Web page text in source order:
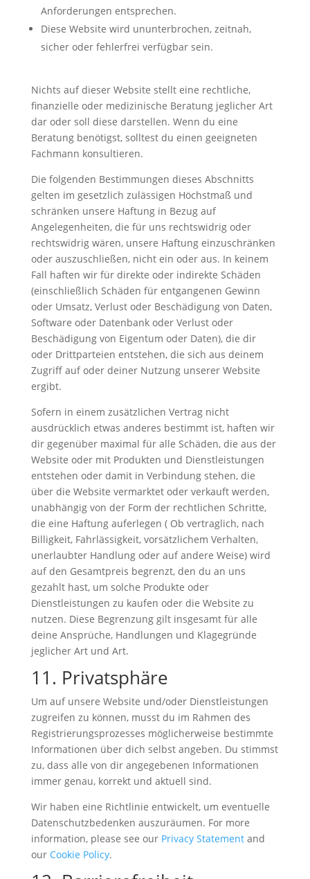
Anforderungen entsprechen.
Diese Website wird ununterbrochen, zeitnah,
sicher oder fehlerfrei verfügbar sein.
Nichts auf dieser Website stellt eine rechtliche,
finanzielle oder medizinische Beratung jeglicher Art
dar oder soll diese darstellen. Wenn du eine
Beratung benötigst, solltest du einen geeigneten
Fachmann konsultieren.
Die folgenden Bestimmungen dieses Abschnitts
gelten im gesetzlich zulässigen Höchstmaß und
schränken unsere Haftung in Bezug auf
Angelegenheiten, die für uns rechtswidrig oder
rechtswidrig wären, unsere Haftung einzuschränken
oder auszuschließen, nicht ein oder aus. In keinem
Fall haften wir für direkte oder indirekte Schäden
(einschließlich Schäden für entgangenen Gewinn
oder Umsatz, Verlust oder Beschädigung von Daten,
Software oder Datenbank oder Verlust oder
Beschädigung von Eigentum oder Daten), die dir
oder Drittparteien entstehen, die sich aus deinem
Zugriff auf oder deiner Nutzung unserer Website
ergibt.
Sofern in einem zusätzlichen Vertrag nicht
ausdrücklich etwas anderes bestimmt ist, haften wir
dir gegenüber maximal für alle Schäden, die aus der
Website oder mit Produkten und Dienstleistungen
entstehen oder damit in Verbindung stehen, die
über die Website vermarktet oder verkauft werden,
unabhängig von der Form der rechtlichen Schritte,
die eine Haftung auferlegen ( Ob vertraglich, nach
Billigkeit, Fahrlässigkeit, vorsätzlichem Verhalten,
unerlaubter Handlung oder auf andere Weise) wird
auf den Gesamtpreis begrenzt, den du an uns
gezahlt hast, um solche Produkte oder
Dienstleistungen zu kaufen oder die Website zu
nutzen. Diese Begrenzung gilt insgesamt für alle
deine Ansprüche, Handlungen und Klagegründe
jeglicher Art und Art.
11. Privatsphäre
Um auf unsere Website und/oder Dienstleistungen
zugreifen zu können, musst du im Rahmen des
Registrierungsprozesses möglicherweise bestimmte
Informationen über dich selbst angeben. Du stimmst
zu, dass alle von dir angegebenen Informationen
immer genau, korrekt und aktuell sind.
Wir haben eine Richtlinie entwickelt, um eventuelle
Datenschutzbedenken auszuräumen. For more
information, please see our Privacy Statementand
our Cookie Policy.